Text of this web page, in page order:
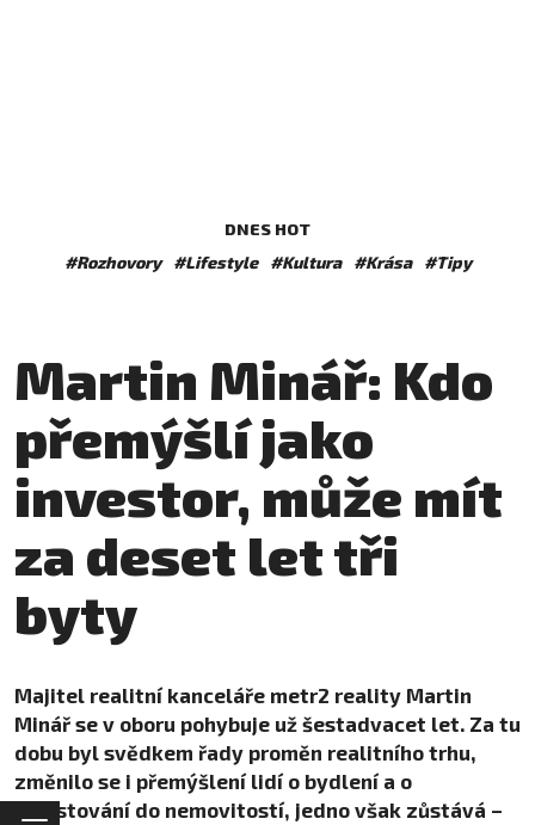
DNES HOT
#Rozhovory
#Lifestyle #Kultura #Krása #Tipy
Martin Minář: Kdo
přemýšlí jako
investor, může mít
za deset let tři
byty
Majitel realitní kanceláře metr2 reality Martin
Minář se v oboru pohybuje už šestadvacet let. Za tu
dobu byl svědkem řady proměn realitního trhu,
změnilo se i přemýšlení lidí o bydlení a o
investování do nemovitostí, jedno však zůstává –